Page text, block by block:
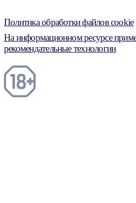
Политика обработки файлов cookie
На информационном ресурсе
рекомендательные технологии